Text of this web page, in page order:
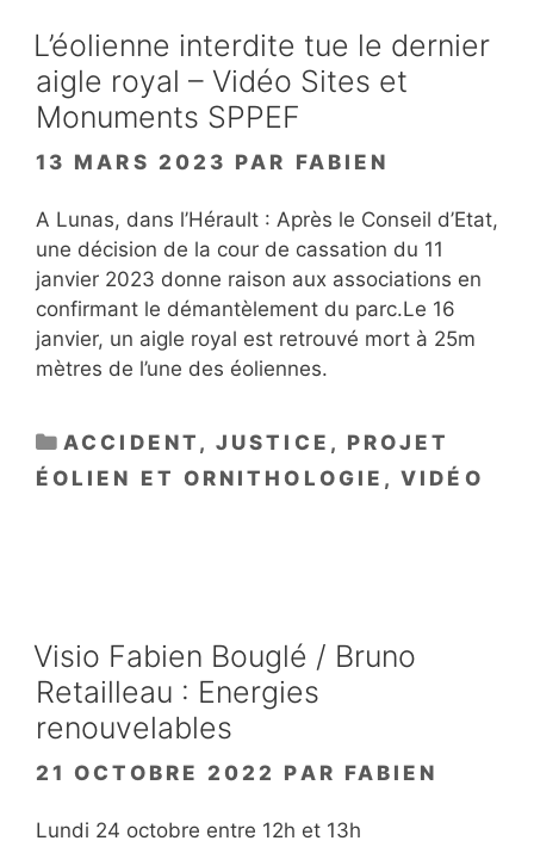
L’éolienne interdite tue le dernier
aigle royal – Vidéo Sites et
Monuments SPPEF
13 MARS 2023 PAR FABIEN
A Lunas, dans l’Hérault : Après le Conseil d’Etat,
une décision de la cour de cassation du 11
janvier 2023 donne raison aux associations en
confirmant le démantèlement du parc.Le 16
janvier, un aigle royal est retrouvé mort à 25m
mètres de l’une des éoliennes.
CATÉGORIES
ACCIDENT ,JUSTICE , PROJET
ÉOLIEN ET ORNITHOLOGIE ,VIDÉO
Visio Fabien Bouglé / Bruno
Retailleau : Energies
renouvelables
21 OCTOBRE 2022 PAR FABIEN
Lundi 24 octobre entre 12h et 13h